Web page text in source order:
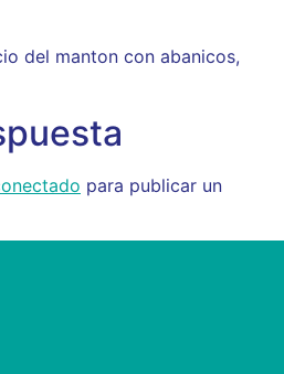
del manton con abanicos,
para publicar un